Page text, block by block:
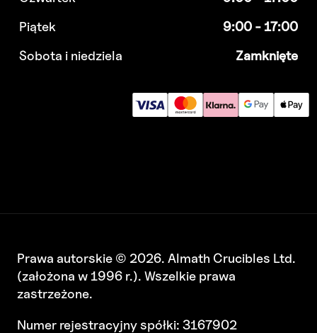
Piątek
9:00 - 17:00
Sobota i niedziela
Zamknięte
Prawa autorskie © 2026. Almath Crucibles Ltd.
(założona w 1996 r.). Wszelkie prawa
zastrzeżone.
Numer rejestracyjny spółki: 3167902